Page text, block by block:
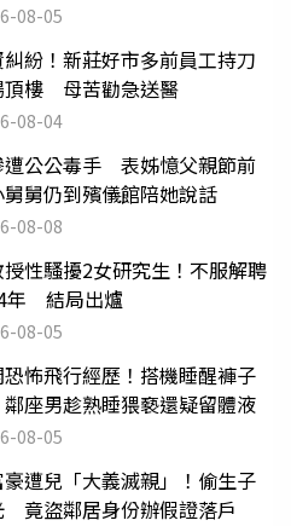
08-05
紛！新莊好市多前員工持刀
頂樓 母苦勸急送醫
08-04
遭公公毒手 表姊憶父親節前
舅仍到殯儀館陪她說話
08-08
性騷擾2女研究生！不服解聘
年 結局出爐
08-05
怖飛行經歷！搭機睡醒褲子
座男趁熟睡猥褻還疑留體液
08-05
遭兒「大義滅親」！偷生子
竟盜鄰居身份辦假證落戶